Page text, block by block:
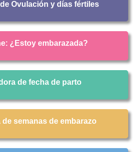
Ovulación y días fértiles
¿Estoy embarazada?
de fecha de parto
semanas de embarazo